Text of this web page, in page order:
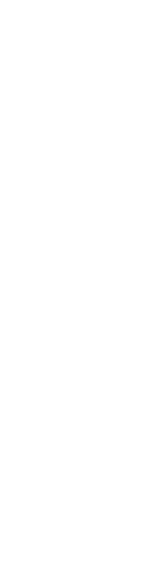
aos favoritos
aos favoritos